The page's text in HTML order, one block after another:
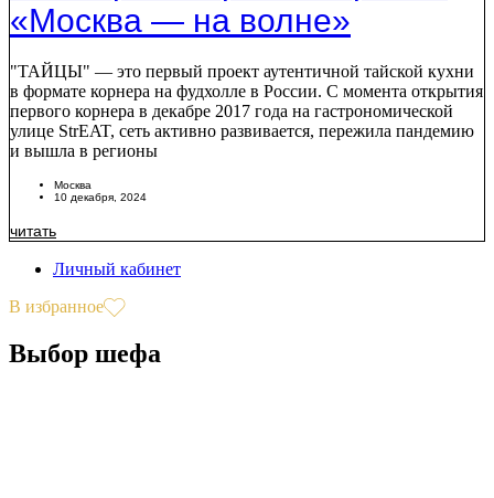
«Москва — на волне»
"ТАЙЦЫ" — это первый проект аутентичной тайской кухни
в формате корнера на фудхолле в России. С момента открытия
первого корнера в декабре 2017 года на гастрономической
улице StrEAT, сеть активно развивается, пережила пандемию
и вышла в регионы
Москва
10 декабря, 2024
читать
Личный кабинет
В избранное
Выбор шефа